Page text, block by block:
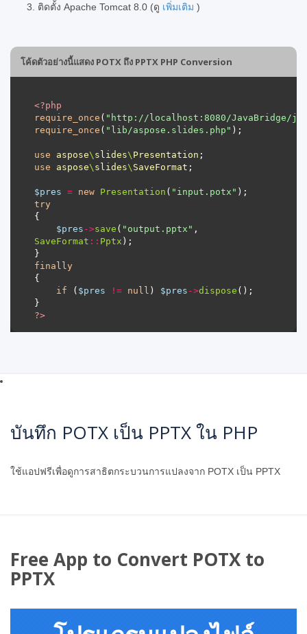
ติดตั้ง Apache Tomcat 8.0 (ดู เพิ่มเติม )
โค้ดตัวอย่างนี้แสดง POTX ถึง PPTX PHP Conversion
<?php
require_once ( "http://localhost:8080/JavaBridge/
require_once ( "lib/aspose.slides.php"
use aspose\ slides\ Presentation
use
aspose\ slides\ SaveFormat
$pres = new Presentation ( "input.potx"
try
$pres ->save ( "output.pptx"
SaveFormat :: Pptx
finally
if ( $pres != null ) $pres ->dispose
?>
บันทึก POTX เป็น PPTX ใน PHP
ใช้แอปฟรีเพื่อดูการสาธิตกระบวนการแปลงจาก POTX เป็น PPTX
Free App to Convert POTX to
PPTX